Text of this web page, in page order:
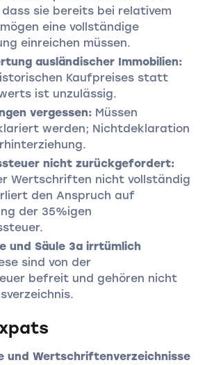
sie bereits bei relativem
eine vollständige
einreichen müssen.
ausländischer Immobilien:
Kaufpreises statt
ist unzulässig.
vergessen: Müssen
werden; Nichtdeklaration
nicht zurückgefordert:
Wertschriften nicht vollständig
den Anspruch auf
der 35%igen
und Säule 3a irrtümlich
sind von der
befreit und gehören nicht
und Wertschriftenverzeichnisse